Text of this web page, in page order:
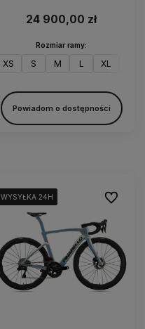
24 900,00 zł
Rozmiar ramy:
XS S M L XL
Powiadom o dostępności
WYSYŁKA 24H
WYSYŁKA 24H
WYSYŁKA 24H
WYSYŁKA 24H Do